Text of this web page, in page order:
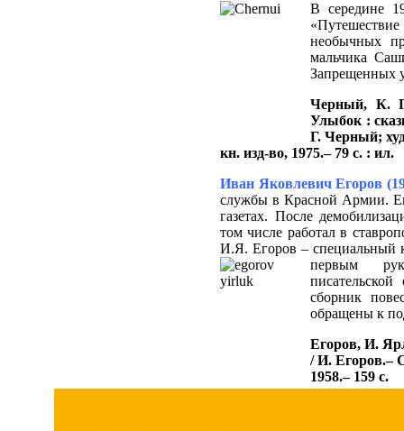
В середине
необычных
мальчика
Запрещенных
Черный, К.
Улыбок :
Г. Черный;
кн. изд-во, 1975.– 79 с. : ил.
Иван Яковлевич Егоров
службы в Красной Армии.
газетах. После
том числе работал в
И.Я. Егоров – специальный
первым
сборник
обращены к
Егоров, И.
/ И. Егоров.–
1958.– 159 с.